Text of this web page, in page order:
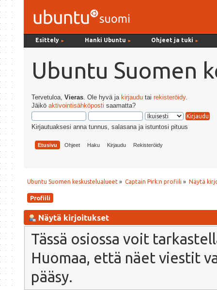
Esittely ► Hanki Ubuntu ► Ohjeet ja tuki ►
Ubuntu Suomen
Tervetuloa,Vieras . Ole hyvä ja kirjaudu tairekisteröidy.
Jäiköaktivointisähköposti saamatta?
Kirjautuaksesi anna tunnus, salasana ja istuntosi pituus
Etusivu Ohjeet Haku Kirjaudu Rekisteröidy
Ubuntu Suomen keskustelualueet » Captain Pirk:n profiili » Näytä
Profiili
Näytä kirjoitukset
Tässä osiossa voit
Huomaa, että näet viestit
pääsy.